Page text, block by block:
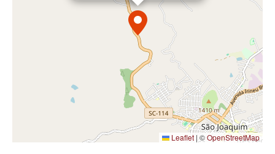
Leaflet | ©OpenStreetMap